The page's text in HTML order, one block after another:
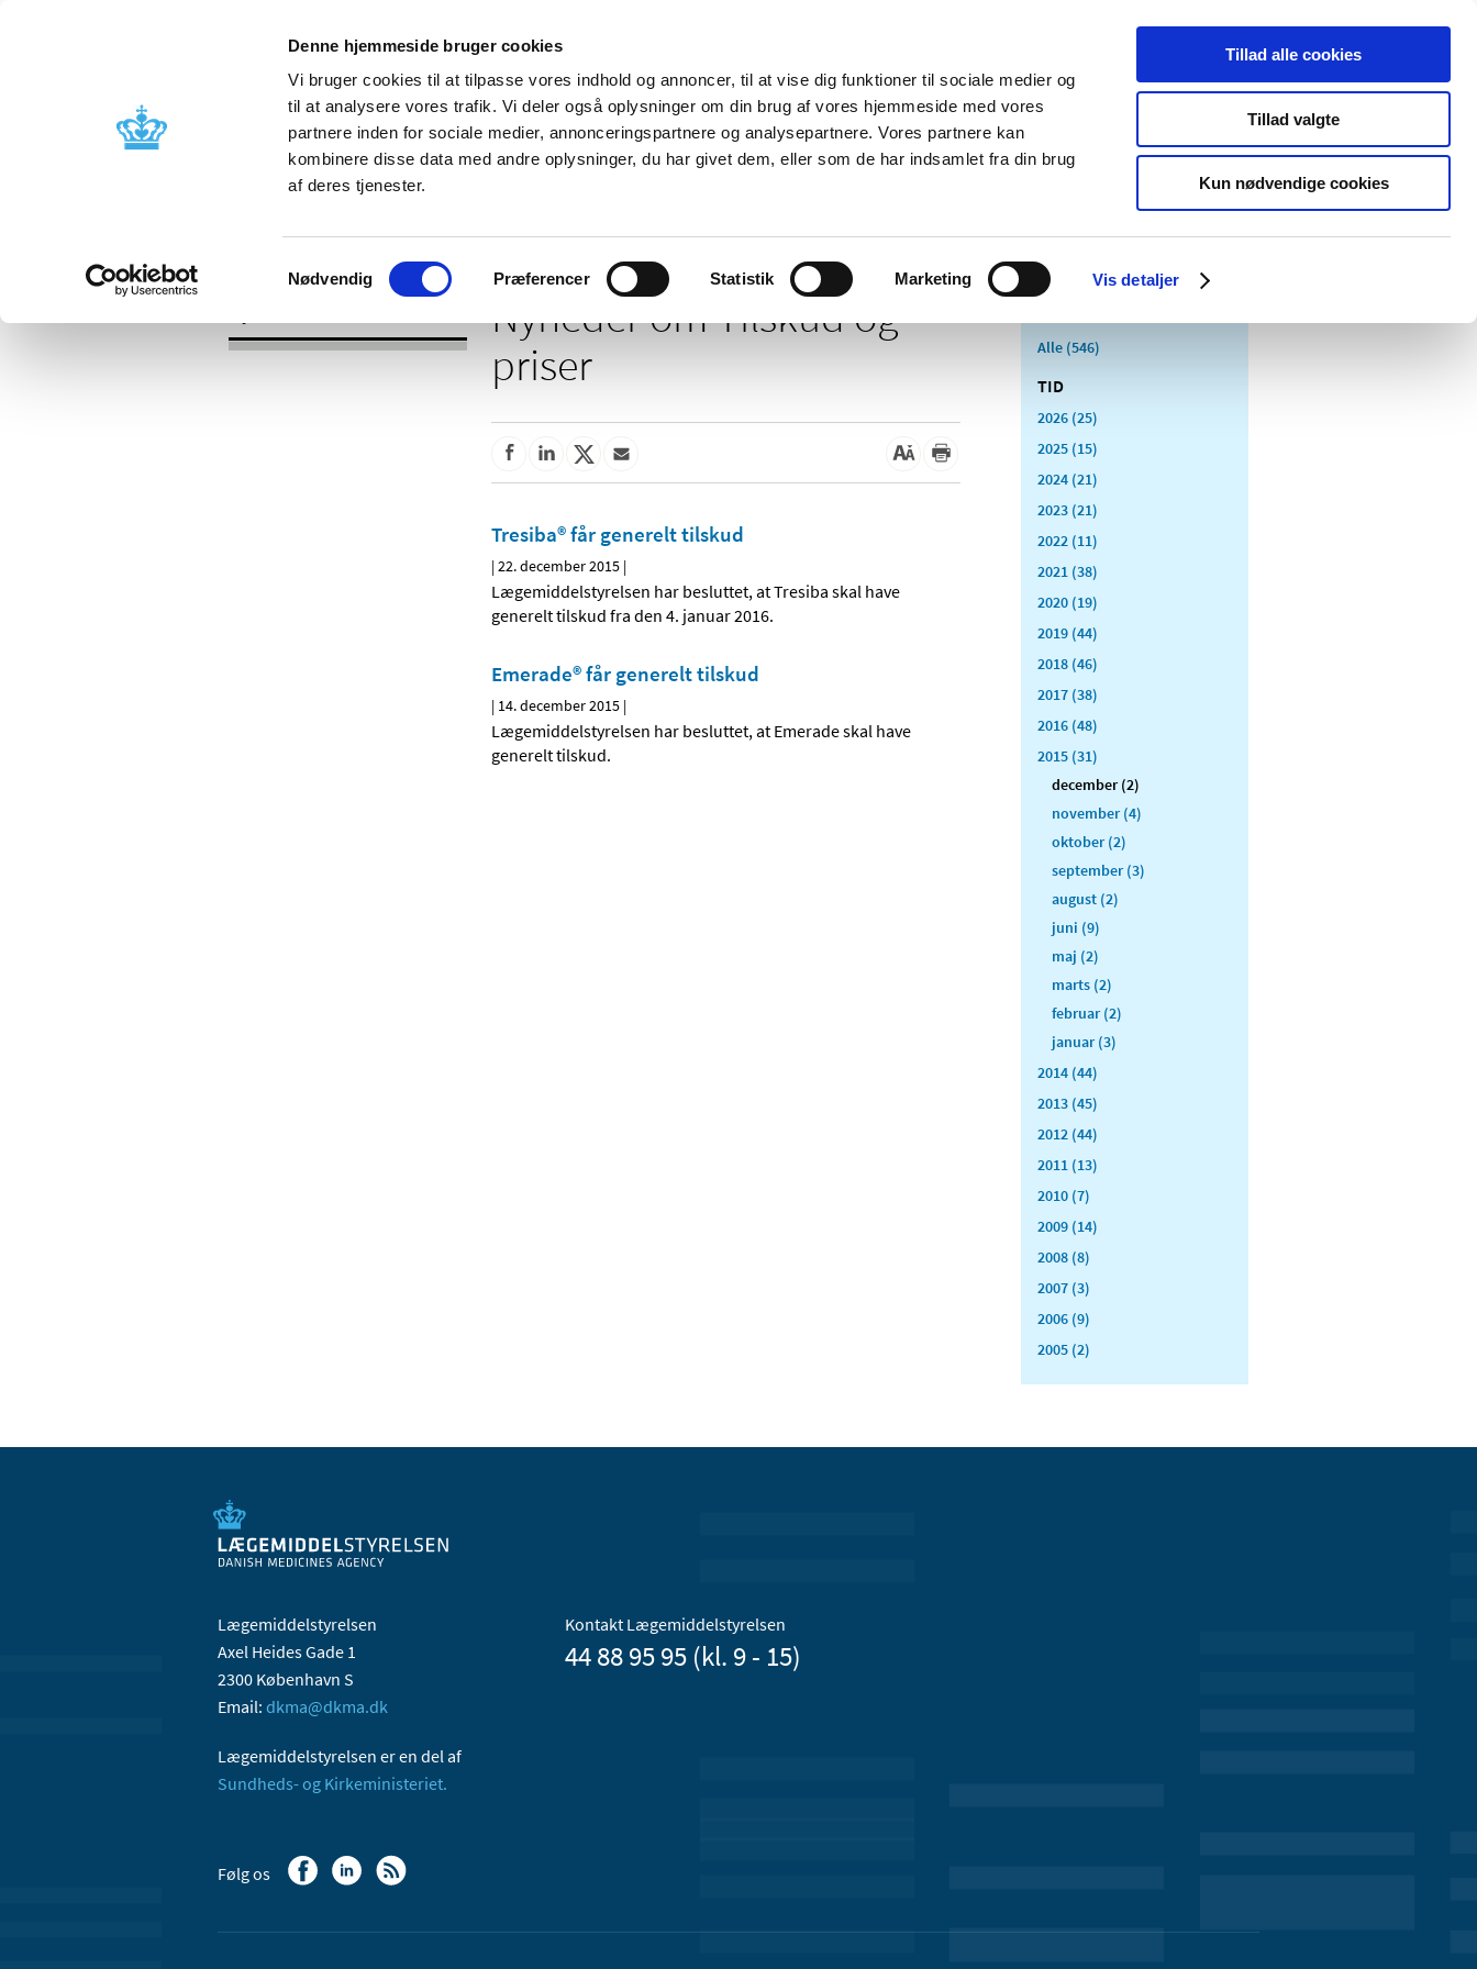
Denne hjemmeside bruger cookies
Vi bruger cookies til at tilpasse vores indhold og annoncer, til at vise dig funktioner til sociale medier og
til at analysere vores trafik. Vi deler også oplysninger om din brug af vores hjemmeside med vores
partnere inden for sociale medier, annonceringspartnere og analysepartnere. Vores partnere kan
kombinere disse data med andre oplysninger, du har givet dem, eller som de har indsamlet fra din brug
af deres tjenester.
Samtykkevalg
Nødvendig Præferencer Statistik Marketing Vis detaljer
Tillad alle cookies
Tillad valgte
Kun nødvendige cookies
Nyheder Om os Kontakt Udgivelser
Godkendelse og
Bivirkninger og
produktinformation
Tilskud og
Apoteker og salg af
Medicinsk
Særlige
produktområder
Nyheder om Tilskud og
priser
Tresiba® får generelt tilskud
|22. december 2015 |
Lægemiddelstyrelsen har besluttet, at Tresiba skal have
generelt tilskud fra den 4. januar 2016.
Emerade® får generelt tilskud
| 14. december 2015 |
Lægemiddelstyrelsen har besluttet, at Emerade skal have
generelt tilskud.
Alle (546)
TID
2026 (25)
2025 (15)
2024 (21)
2023 (21)
2022 (11)
2021 (38)
2020 (19)
2019 (44)
2018 (46)
2017 (38)
2016 (48)
2015 (31)
december (2)
november (4)
oktober (2)
september (3)
august (2)
juni (9)
maj (2)
marts (2)
februar (2)
januar (3)
2014 (44)
2013 (45)
2012 (44)
2011 (13)
2010 (7)
2009 (14)
2008 (8)
2007 (3)
2006 (9)
2005 (2)
Lægemiddelstyrelsen
Axel Heides Gade 1
2300 København S
Email: dkma@dkma.dk
Lægemiddelstyrelsen er en del af
Sundheds- og Kirkeministeriet.
Kontakt Lægemiddelstyrelsen
44 88 95 95 (kl. 9 - 15)
Følg os